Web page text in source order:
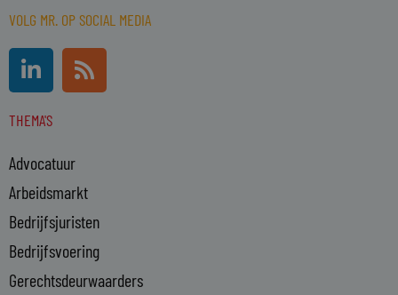
VOLG MR. OP SOCIAL MEDIA
L
i
n
k
d
i
n
-
i
n
R
s
s
THEMA'S
Advocatuur
Arbeidsmarkt
Bedrijfsjuristen
Bedrijfsvoering
Gerechtsdeurwaarders